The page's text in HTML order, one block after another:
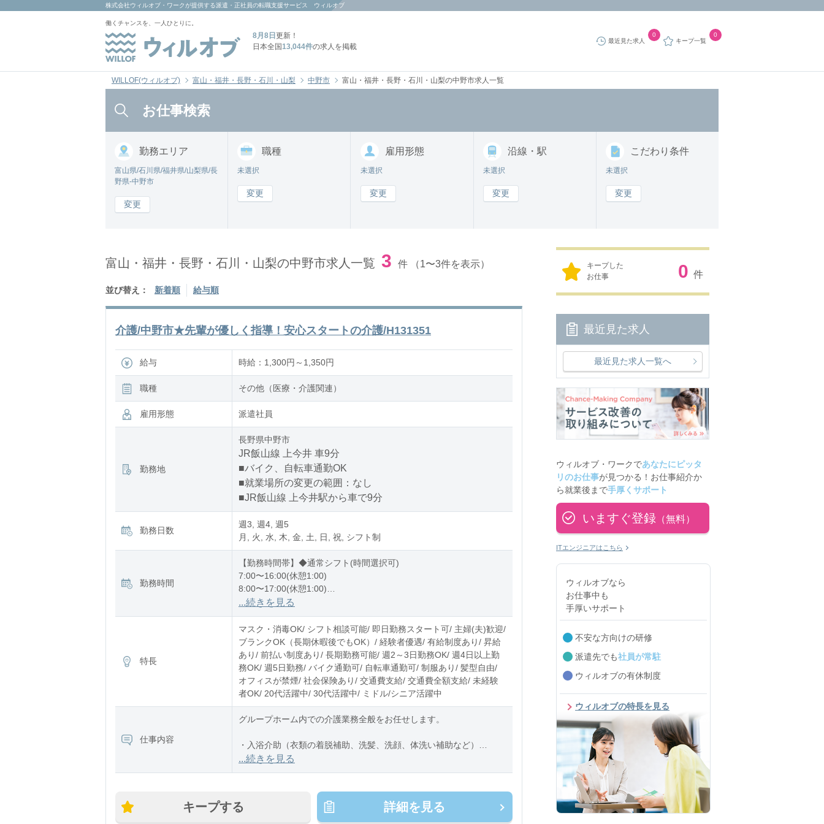
株式会社ウィルオブ・ワーク が提供する派遣・正社員の転職支援サービス ウィルオブ
働くチャンスを、一人ひとりに。
8月8日 更新！
日本全国13,044件の求人を掲載
最近見た求人
0
キープ一覧
0
WILLOF(ウィルオブ) 富山・福井・長野・石川・山梨 中野市 富山・福井・長野・石川・山梨の中野市求人一覧
お仕事検索
勤務エリア
富山県/石川県/福井県/山梨県/長
野県-中野市
変更
職種
未選択
変更
雇用形態
未選択
変更
沿線・駅
未選択
変更
こだわり 条件
未選択
変更
富山・福井・長野・石川・山梨の中野市求人一覧 3 件 （1〜3件を表示）
並び替え： 新着順 給与順
介護/中野市★先輩が優しく指導！安心スタートの介護/H131351
給与 時給：1,300円～1,350円
職種 その他（医療・介護関連）
雇用形態 派遣社員
勤務地
長野県中野市
JR飯山線 上今井 車9分
■バイク、自転車通勤OK
■就業場所の変更の範囲：なし
■JR飯山線 上今井駅から車で9分
勤務日数
週3, 週4, 週5
月, 火, 水, 木, 金, 土, 日, 祝, シフト制
勤務時間
【勤務時間帯】◆通常シフト(時間選択可)
7:00〜16:00(休憩1:00)
8:00〜17:00(休憩1:00)
12:00〜21:00(休憩1:00)
※残業：0〜10時間程度/月
...続きを見る
特長
マスク・消毒OK/ シフト相談可能/ 即日勤務スタート可/ 主婦(夫)歓迎/
ブランクOK（長期休暇後でもOK）/ 経験者優遇/ 有給制度あり/ 昇給
あり/ 前払い制度あり/ 長期勤務可能/ 週2～3日勤務OK/ 週4日以上勤
務OK/ 週5日勤務/ バイク通勤可/ 自転車通勤可/ 制服あり/ 髪型自由/
オフィスが禁煙/ 社会保険あり/ 交通費支給/ 交通費全額支給/ 未経験
者OK/ 20代活躍中/ 30代活躍中/ ミドル/シニア活躍中
仕事内容
グループホーム内での介護業務全般をお任せします。
・入浴介助（衣類の着脱補助、洗髪、洗顔、体洗い補助など）
・食事介助（食事摂取のサポート、声掛け、見守り、配膳など）
...続きを見る
キープする 詳細を見る
キープした
お仕事
0 件
最近見た求人
最近見た求人一覧へ
ウィルオブ・ワークであなたにピッタ
リのお仕事が見つかる！お仕事紹介か
ら就業後まで手厚くサポート
いますぐ登録 （無料）
ITエンジニアはこちら
ウィルオブなら
お仕事中も
手厚いサポート
不安な方向けの研修
派遣先でも社員が常駐
ウィルオブの有休制度
ウィルオブの特長を見る